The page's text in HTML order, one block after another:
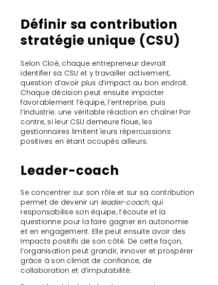
Définir sa contribution
stratégie unique (CSU)
Selon Cloé, chaque entrepreneur devrait
identifier sa CSU et y travailler activement,
question d’avoir plus d’impact au bon endroit.
Chaque décision peut ensuite impacter
favorablement l’équipe, l’entreprise, puis
l’industrie: une véritable réaction en chaîne! Par
contre, si leur CSU demeure floue, les
gestionnaires limitent leurs répercussions
positives en étant occupés ailleurs.
Leader-coach
Se concentrer sur son rôle et sur sa contribution
permet de devenir un leader-coach, qui
responsabilise son équipe, l’écoute et la
questionne pour la faire gagner en autonomie
et en engagement. Elle peut ensuite avoir des
impacts positifs de son côté. De cette façon,
l’organisation peut grandir, innover et prospérer
grâce à son climat de confiance, de
collaboration et d’imputabilité.